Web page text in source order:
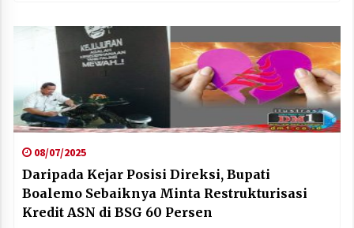
08/07/2025
Daripada Kejar Posisi Direksi, Bupati
Boalemo Sebaiknya Minta Restrukturisasi
Kredit ASN di BSG 60 Persen